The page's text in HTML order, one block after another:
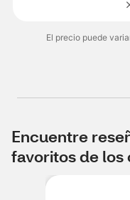
El precio puede
Encuentre
favoritos de los